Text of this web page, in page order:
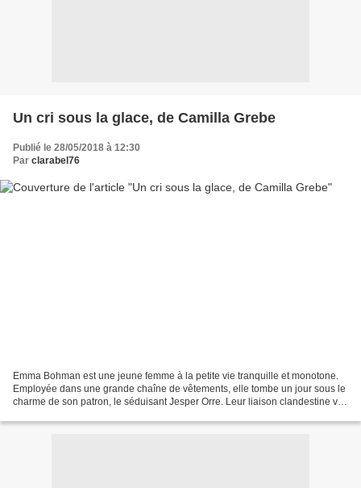
Un cri sous la glace, de Camilla Grebe
Publié le 28/05/2018 à 12:30
Par clarabel76
Emma Bohman est une jeune femme à la petite vie tranquille et monotone.
Employée dans une grande chaîne de vêtements, elle tombe un jour sous le
charme de son patron, le séduisant Jesper Orre. Leur liaison clandestine va